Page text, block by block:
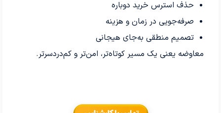
حذف استرس خرید دوباره
صرفه‌جویی در زمان و هزینه
تصمیم منطقی به‌جای هیجانی
معاوضه یعنی یک مسیر کوتاه‌تر، امن‌تر و کم‌دردسرتر.